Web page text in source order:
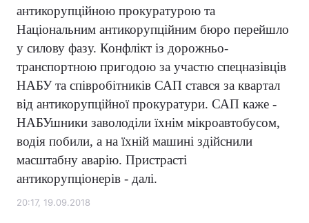
антикорупційною прокуратурою та
Національним антикорупційним бюро перейшло
у силову фазу. Конфлікт із дорожньо-
транспортною пригодою за участю спецназівців
НАБУ та співробітників САП стався за квартал
від антикорупційної прокуратури. САП каже -
НАБУшники заволоділи їхнім мікроавтобусом,
водія побили, а на їхній машині здійснили
масштабну аварію. Пристрасті
антикорупціонерів - далі.
20:17, 19.09.2018